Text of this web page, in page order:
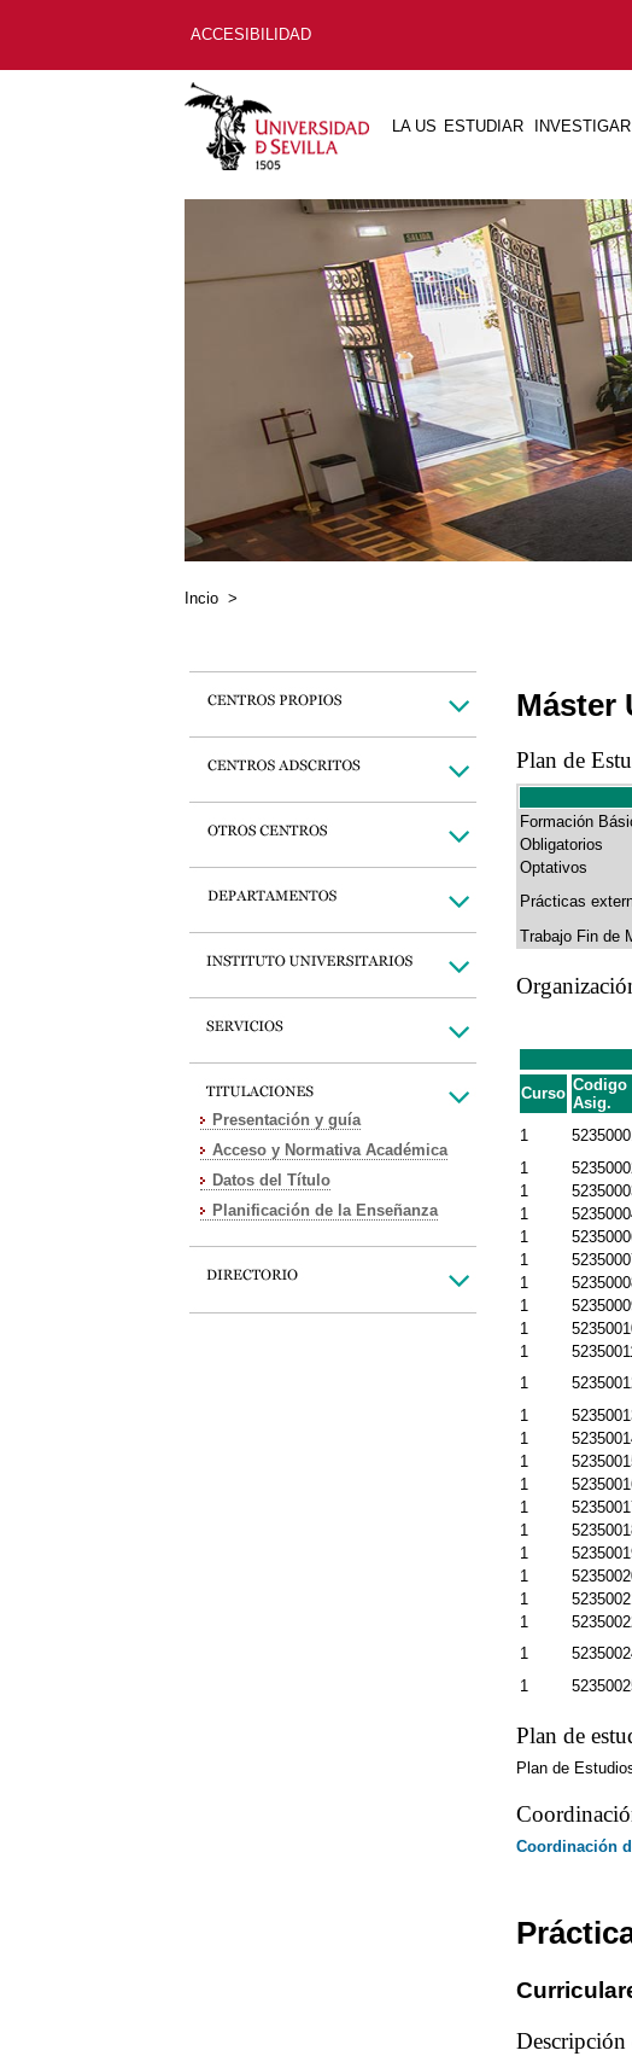
ACCESIBILIDAD
LA US ESTUDIAR INVESTIGAR
Incio >
Presentación y guía
Acceso y Normativa Académica
Datos del Título
Planificación de la Enseñanza
Máster
Plan de
Formación
Obligatorios
Optativos
Prácticas
Trabajo Fin de
Curso Codigo
Asig.
1
1
1
1
1
1
1
1
1
1
1
1
1
1
1
1
1
1
1
1
1
1
1
Plan de
Plan de
Coordinación
Descripción